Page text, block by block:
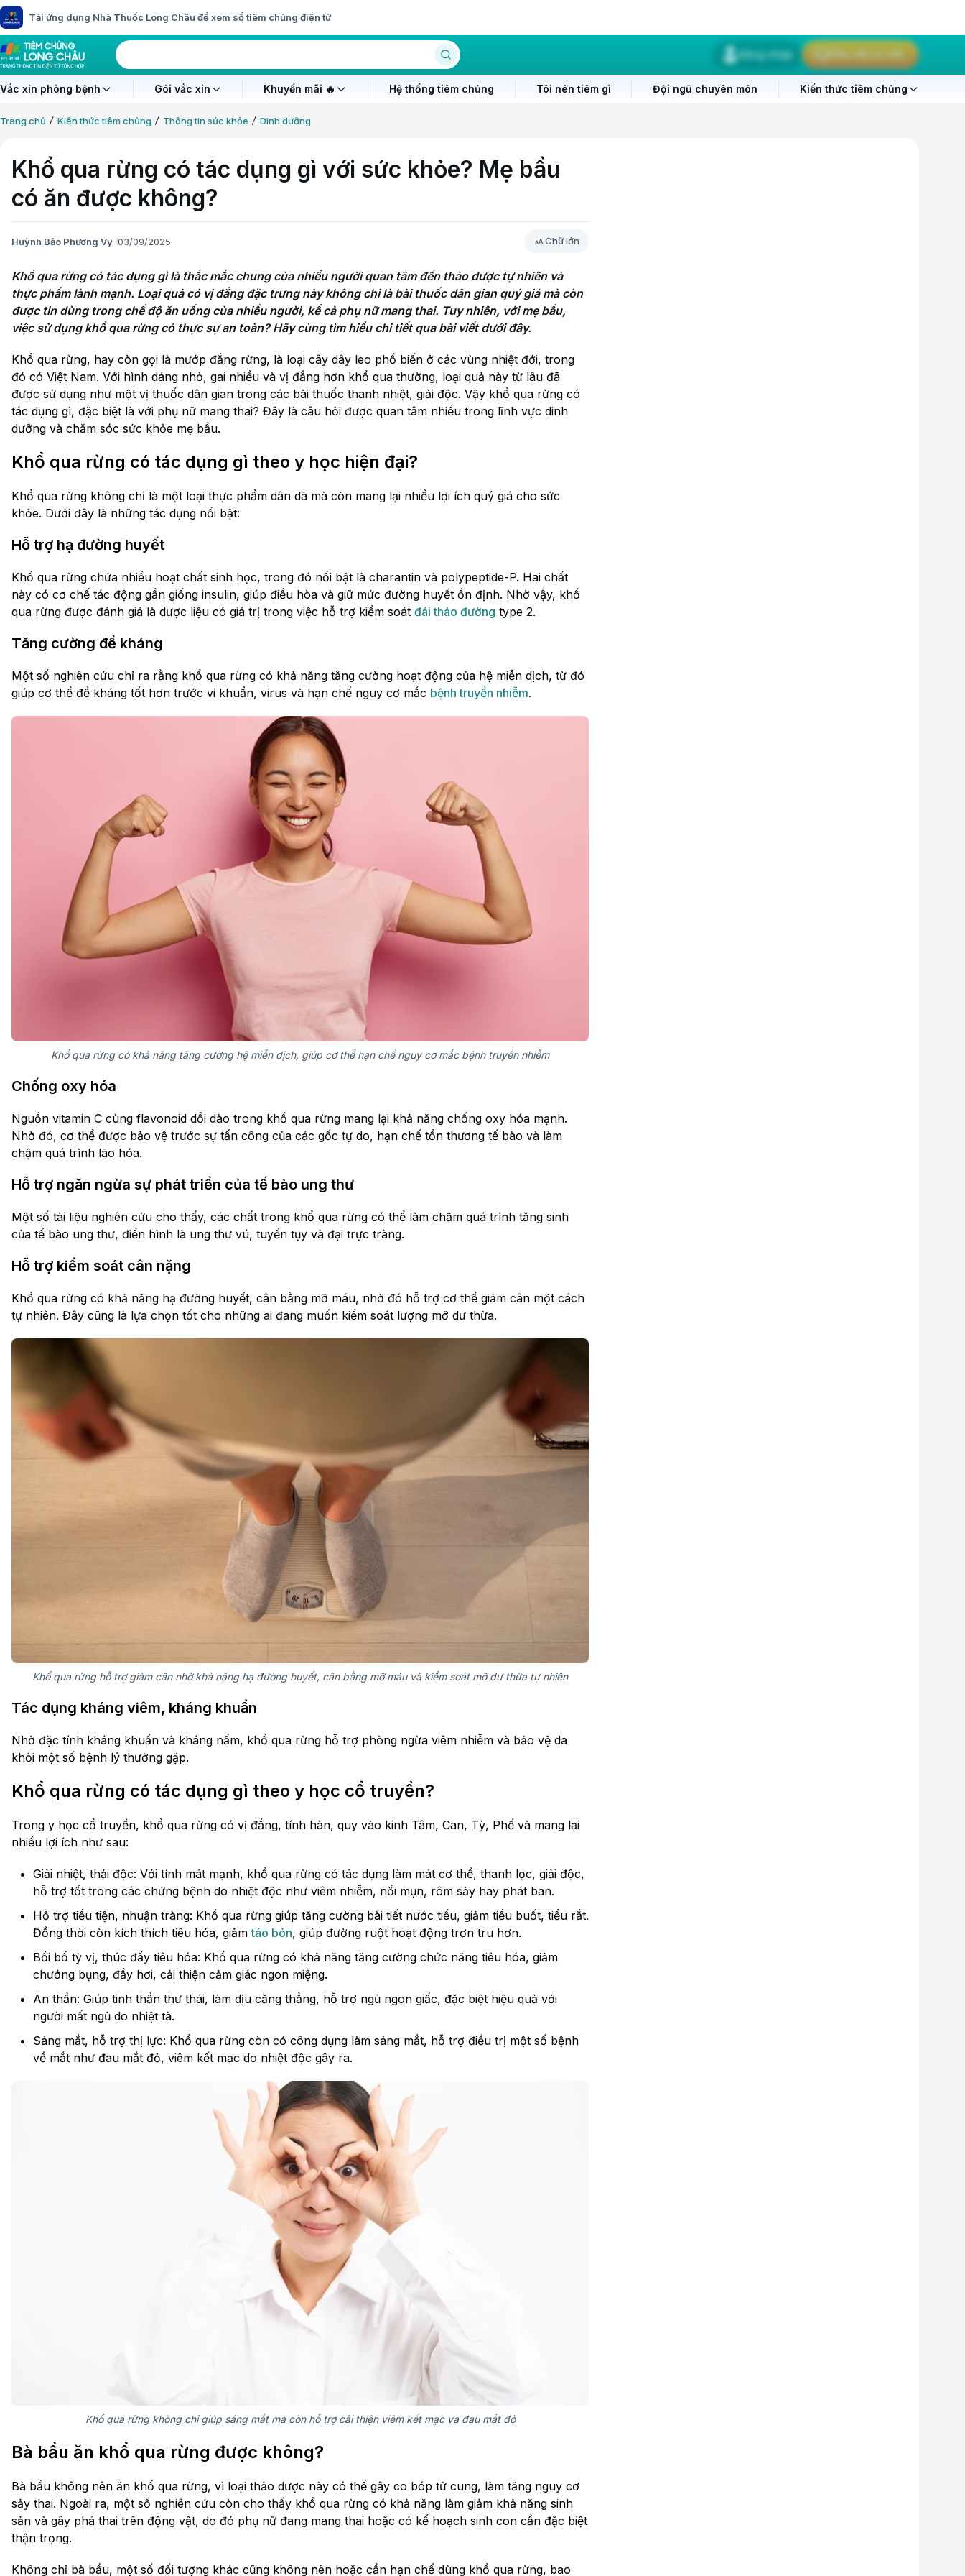
Tải ứng dụng Nhà Thuốc Long Châu để xem sổ tiêm chủng điện tử
Đăng nhập Yêu cầu tư vấn
Vắc xin phòng bệnh Gói vắc xin Khuyến mãi 🔥 Hệ thống tiêm chủng Tôi nên tiêm gì Đội ngũ chuyên môn Kiến thức tiêm chủng
Trang chủ Kiến thức tiêm chủng Thông tin sức khỏe Dinh dưỡng
Khổ qua rừng có tác dụng gì với sức khỏe? Mẹ bầu
có ăn được không?
Huỳnh Bảo Phương Vy 03/09/2025 Chữ lớn
Khổ qua rừng có tác dụng gì là thắc mắc chung của nhiều người quan tâm đến thảo dược tự nhiên và
thực phẩm lành mạnh. Loại quả có vị đắng đặc trưng này không chỉ là bài thuốc dân gian quý giá mà còn
được tin dùng trong chế độ ăn uống của nhiều người, kể cả phụ nữ mang thai. Tuy nhiên, với mẹ bầu,
việc sử dụng khổ qua rừng có thực sự an toàn? Hãy cùng tìm hiểu chi tiết qua bài viết dưới đây.
Khổ qua rừng, hay còn gọi là mướp đắng rừng, là loại cây dây leo phổ biến ở các vùng nhiệt đới, trong
đó có Việt Nam. Với hình dáng nhỏ, gai nhiều và vị đắng hơn khổ qua thường, loại quả này từ lâu đã
được sử dụng như một vị thuốc dân gian trong các bài thuốc thanh nhiệt, giải độc. Vậy khổ qua rừng có
tác dụng gì, đặc biệt là với phụ nữ mang thai? Đây là câu hỏi được quan tâm nhiều trong lĩnh vực dinh
dưỡng và chăm sóc sức khỏe mẹ bầu.
Khổ qua rừng có tác dụng gì theo y học hiện đại?
Khổ qua rừng không chỉ là một loại thực phẩm dân dã mà còn mang lại nhiều lợi ích quý giá cho sức
khỏe. Dưới đây là những tác dụng nổi bật:
Hỗ trợ hạ đường huyết
Khổ qua rừng chứa nhiều hoạt chất sinh học, trong đó nổi bật là charantin và polypeptide-P. Hai chất
này có cơ chế tác động gần giống insulin, giúp điều hòa và giữ mức đường huyết ổn định. Nhờ vậy, khổ
qua rừng được đánh giá là dược liệu có giá trị trong việc hỗ trợ kiểm soát đái tháo đường type 2.
Tăng cường đề kháng
Một số nghiên cứu chỉ ra rằng khổ qua rừng có khả năng tăng cường hoạt động của hệ miễn dịch, từ đó
giúp cơ thể đề kháng tốt hơn trước vi khuẩn, virus và hạn chế nguy cơ mắc bệnh truyền nhiễm.
Khổ qua rừng có khả năng tăng cường hệ miễn dịch, giúp cơ thể hạn chế nguy cơ mắc bệnh truyền nhiễm
Chống oxy hóa
Nguồn vitamin C cùng flavonoid dồi dào trong khổ qua rừng mang lại khả năng chống oxy hóa mạnh.
Nhờ đó, cơ thể được bảo vệ trước sự tấn công của các gốc tự do, hạn chế tổn thương tế bào và làm
chậm quá trình lão hóa.
Hỗ trợ ngăn ngừa sự phát triển của tế bào ung thư
Một số tài liệu nghiên cứu cho thấy, các chất trong khổ qua rừng có thể làm chậm quá trình tăng sinh
của tế bào ung thư, điển hình là ung thư vú, tuyến tụy và đại trực tràng.
Hỗ trợ kiểm soát cân nặng
Khổ qua rừng có khả năng hạ đường huyết, cân bằng mỡ máu, nhờ đó hỗ trợ cơ thể giảm cân một cách
tự nhiên. Đây cũng là lựa chọn tốt cho những ai đang muốn kiểm soát lượng mỡ dư thừa.
Khổ qua rừng hỗ trợ giảm cân nhờ khả năng hạ đường huyết, cân bằng mỡ máu và kiểm soát mỡ dư thừa tự nhiên
Tác dụng kháng viêm, kháng khuẩn
Nhờ đặc tính kháng khuẩn và kháng nấm, khổ qua rừng hỗ trợ phòng ngừa viêm nhiễm và bảo vệ da
khỏi một số bệnh lý thường gặp.
Khổ qua rừng có tác dụng gì theo y học cổ truyền?
Trong y học cổ truyền, khổ qua rừng có vị đắng, tính hàn, quy vào kinh Tâm, Can, Tỳ, Phế và mang lại
nhiều lợi ích như sau:
Giải nhiệt, thải độc: Với tính mát mạnh, khổ qua rừng có tác dụng làm mát cơ thể, thanh lọc, giải độc,
hỗ trợ tốt trong các chứng bệnh do nhiệt độc như viêm nhiễm, nổi mụn, rôm sảy hay phát ban.
Hỗ trợ tiểu tiện, nhuận tràng: Khổ qua rừng giúp tăng cường bài tiết nước tiểu, giảm tiểu buốt, tiểu rắt.
Đồng thời còn kích thích tiêu hóa, giảmtáo bón, giúp đường ruột hoạt động trơn tru hơn.
Bồi bổ tỳ vị, thúc đẩy tiêu hóa: Khổ qua rừng có khả năng tăng cường chức năng tiêu hóa, giảm
chướng bụng, đầy hơi, cải thiện cảm giác ngon miệng.
An thần: Giúp tinh thần thư thái, làm dịu căng thẳng, hỗ trợ ngủ ngon giấc, đặc biệt hiệu quả với
người mất ngủ do nhiệt tà.
Sáng mắt, hỗ trợ thị lực: Khổ qua rừng còn có công dụng làm sáng mắt, hỗ trợ điều trị một số bệnh
về mắt như đau mắt đỏ, viêm kết mạc do nhiệt độc gây ra.
Khổ qua rừng không chỉ giúp sáng mắt mà còn hỗ trợ cải thiện viêm kết mạc và đau mắt đỏ
Bà bầu ăn khổ qua rừng được không?
Bà bầu không nên ăn khổ qua rừng, vì loại thảo dược này có thể gây co bóp tử cung, làm tăng nguy cơ
sảy thai. Ngoài ra, một số nghiên cứu còn cho thấy khổ qua rừng có khả năng làm giảm khả năng sinh
sản và gây phá thai trên động vật, do đó phụ nữ đang mang thai hoặc có kế hoạch sinh con cần đặc biệt
thận trọng.
Không chỉ bà bầu, một số đối tượng khác cũng không nên hoặc cần hạn chế dùng khổ qua rừng, bao